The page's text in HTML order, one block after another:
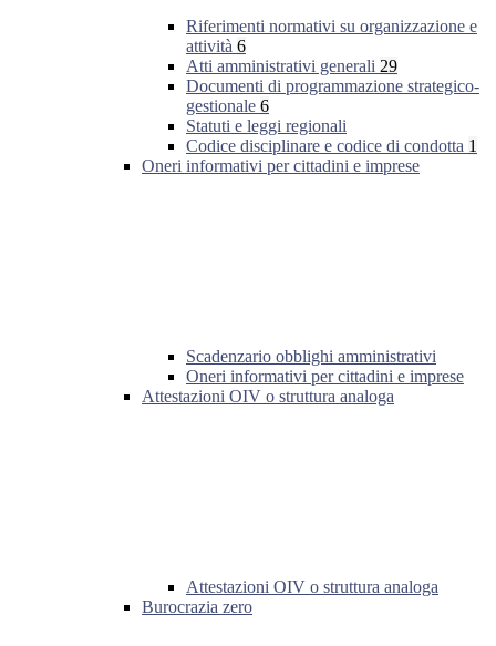
Riferimenti normativi su organizzazione e
attività 6
Atti amministrativi generali 29
Documenti di programmazione strategico-
gestionale 6
Statuti e leggi regionali
Codice disciplinare e codice di condotta 1
Oneri informativi per cittadini e imprese
Scadenzario obblighi amministrativi
Oneri informativi per cittadini e imprese
Attestazioni OIV o struttura analoga
Attestazioni OIV o struttura analoga
Burocrazia zero